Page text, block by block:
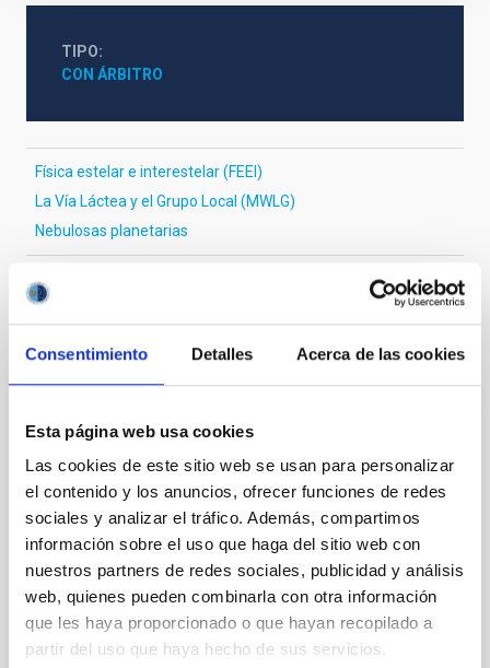
Consentimiento Detalles Acerca de las cookies
Esta página web usa cookies
Las cookies de este sitio web se usan para personalizar
el contenido y los anuncios, ofrecer funciones de redes
sociales y analizar el tráfico. Además, compartimos
información sobre el uso que haga del sitio web con
nuestros partners de redes sociales, publicidad y análisis
web, quienes pueden combinarla con otra información
que les haya proporcionado o que hayan recopilado a
partir del uso que haya hecho de sus servicios.
TIPO
CON ÁRBITRO
Física estelar e interestelar (FEEI)
La Vía Láctea y el Grupo Local (MWLG)
Nebulosas planetarias
Te puede interesar
Cores in the Transition between Cloud and
Core Scales
In a magnetically dominated model of star formation,
we expect to see alignments between the magnetic
field orientation of star-forming dense cores and the
cloud-scale magnetic field. A. Pandhi et al. showed
instead, however, that the orientation of cores and
their angular momentum vectors appear random